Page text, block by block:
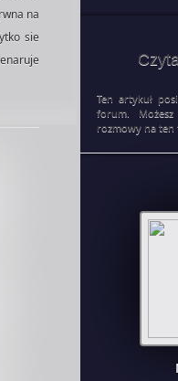
Ten artykuł
forum.
rozmowy na ten
na
sie